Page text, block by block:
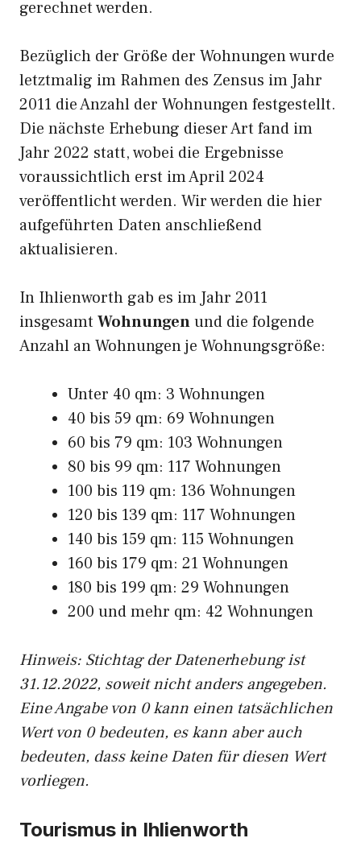
gerechnet werden.
Bezüglich der Größe der Wohnungen wurde
letztmalig im Rahmen des Zensus im Jahr
2011 die Anzahl der Wohnungen festgestellt.
Die nächste Erhebung dieser Art fand im
Jahr 2022 statt, wobei die Ergebnisse
voraussichtlich erst im April 2024
veröffentlicht werden. Wir werden die hier
aufgeführten Daten anschließend
aktualisieren.
In Ihlienworth gab es im Jahr 2011
insgesamt Wohnungenund die folgende
Anzahl an Wohnungen je Wohnungsgröße:
Unter 40 qm: 3 Wohnungen
40 bis 59 qm: 69 Wohnungen
60 bis 79 qm: 103 Wohnungen
80 bis 99 qm: 117 Wohnungen
100 bis 119 qm: 136 Wohnungen
120 bis 139 qm: 117 Wohnungen
140 bis 159 qm: 115 Wohnungen
160 bis 179 qm: 21 Wohnungen
180 bis 199 qm: 29 Wohnungen
200 und mehr qm: 42 Wohnungen
Hinweis: Stichtag der Datenerhebung ist
31.12.2022, soweit nicht anders angegeben.
Eine Angabe von 0 kann einen tatsächlichen
Wert von 0 bedeuten, es kann aber auch
bedeuten, dass keine Daten für diesen Wert
vorliegen.
Tourismus in Ihlienworth